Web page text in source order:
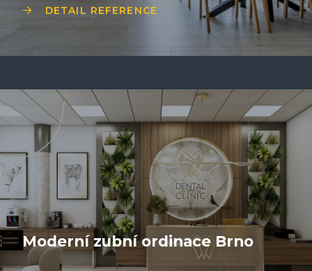
DETAIL REFERENCE
Moderní zubní ordinace Brno